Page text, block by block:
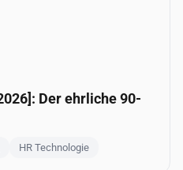
Der ehrliche 90-
HR Technologie